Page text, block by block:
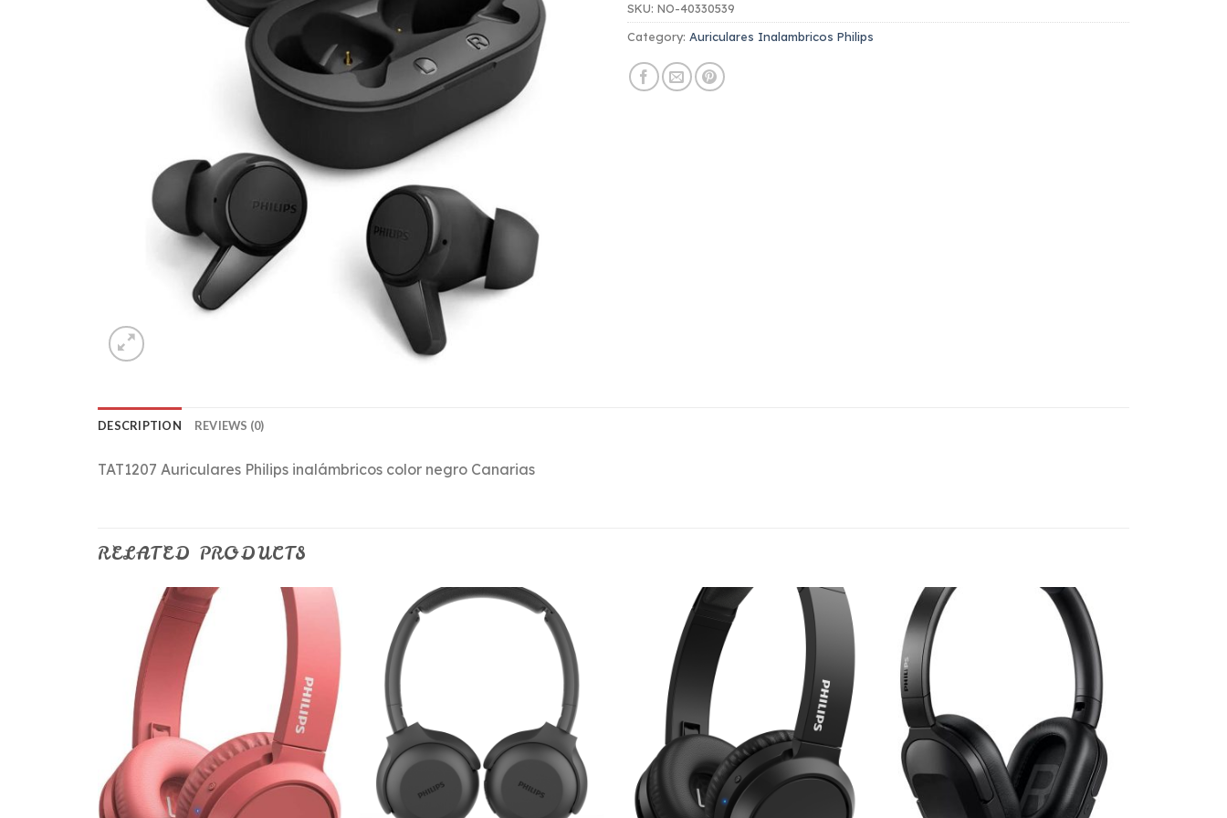
SKU: NO-40330539
Category: Auriculares Inalambricos Philips
DESCRIPTION REVIEWS (0)
TAT1207 Auriculares Philips inalámbricos color negro Canarias
RELATED PRODUCTS